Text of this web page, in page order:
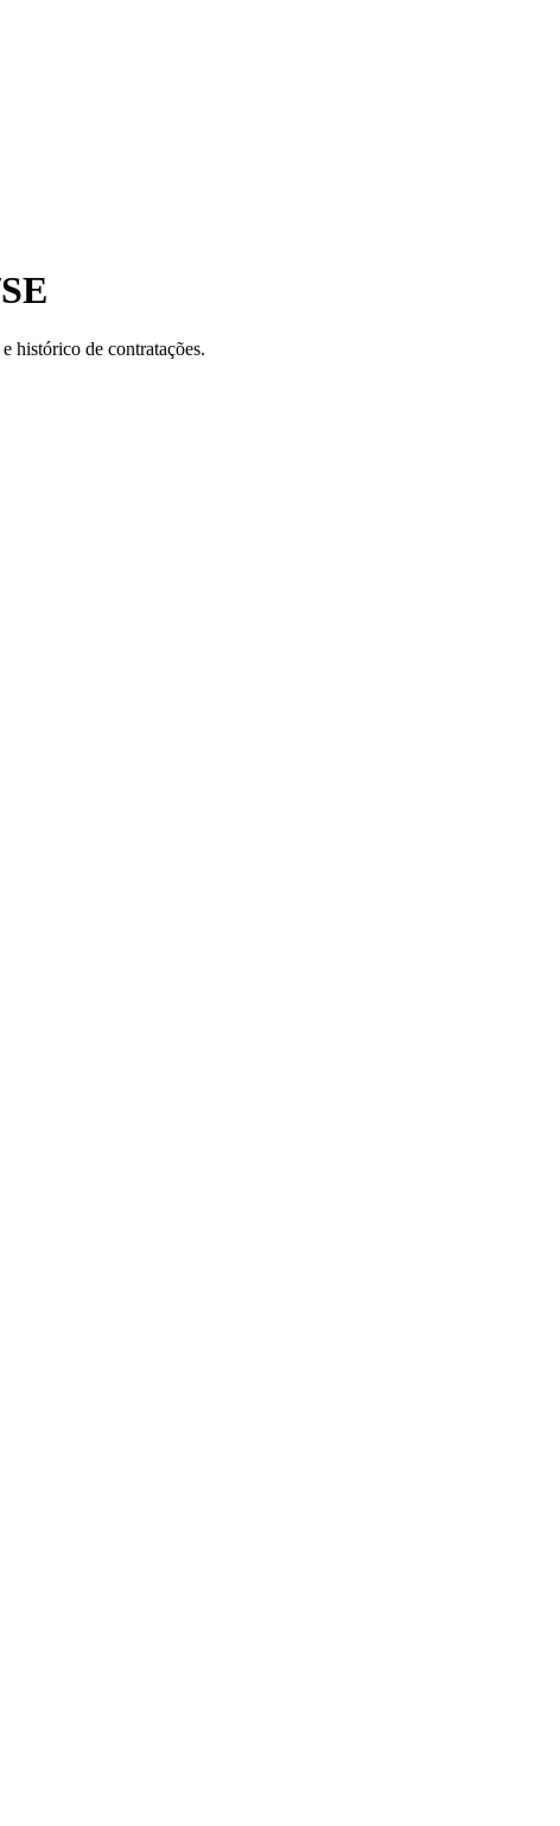
histórico de contratações.